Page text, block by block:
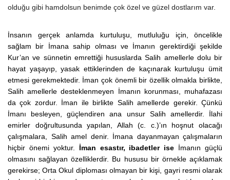
olduğu gibi hamdolsun benimde çok özel ve güzel dostlarım var.
İnsanın gerçek anlamda kurtuluşu, mutluluğu için, öncelikle
sağlam bir İmana sahip olması ve İmanın gerektirdiği şekilde
Kur’an ve sünnetin emrettiği hususlarda Salih amellerle dolu bir
hayat yaşayıp, yasak ettiklerinden de kaçınarak kurtuluşu ümit
etmesi gerekmektedir. İman çok önemli bir özellik olmakla birlikte,
Salih amellerle desteklenmeyen İmanın korunması, muhafazası
da çok zordur. İman ile birlikte Salih amellerde gerekir. Çünkü
İmanı besleyen, güçlendiren ana unsur Salih amellerdir. İlahi
emirler doğrultusunda yapılan, Allah (c. c.)’ın hoşnut olacağı
çalışmalara, Salih amel denir. İmana dayanmayan çalışmaların
hiçbir önemi yoktur. İman esastır, ibadetler ise İmanın güçlü
olmasını sağlayan özelliklerdir. Bu hususu bir örnekle açıklamak
gerekirse; Orta Okul diploması olmayan bir kişi, gayri resmi olarak